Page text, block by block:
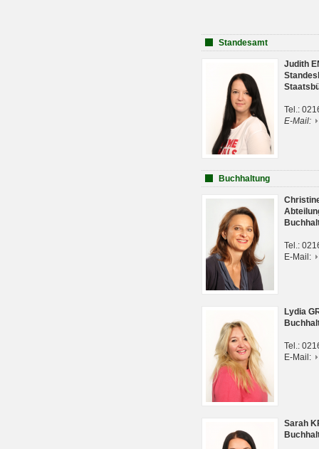
Standesamt
Judith
Tel.:
E-Mail:
Buchhaltung
Tel.:
E-Mail:
Lydia
Tel.:
E-Mail:
Sarah